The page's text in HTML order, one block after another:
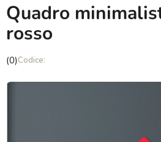
Quadro
rosso
La
media
(0)